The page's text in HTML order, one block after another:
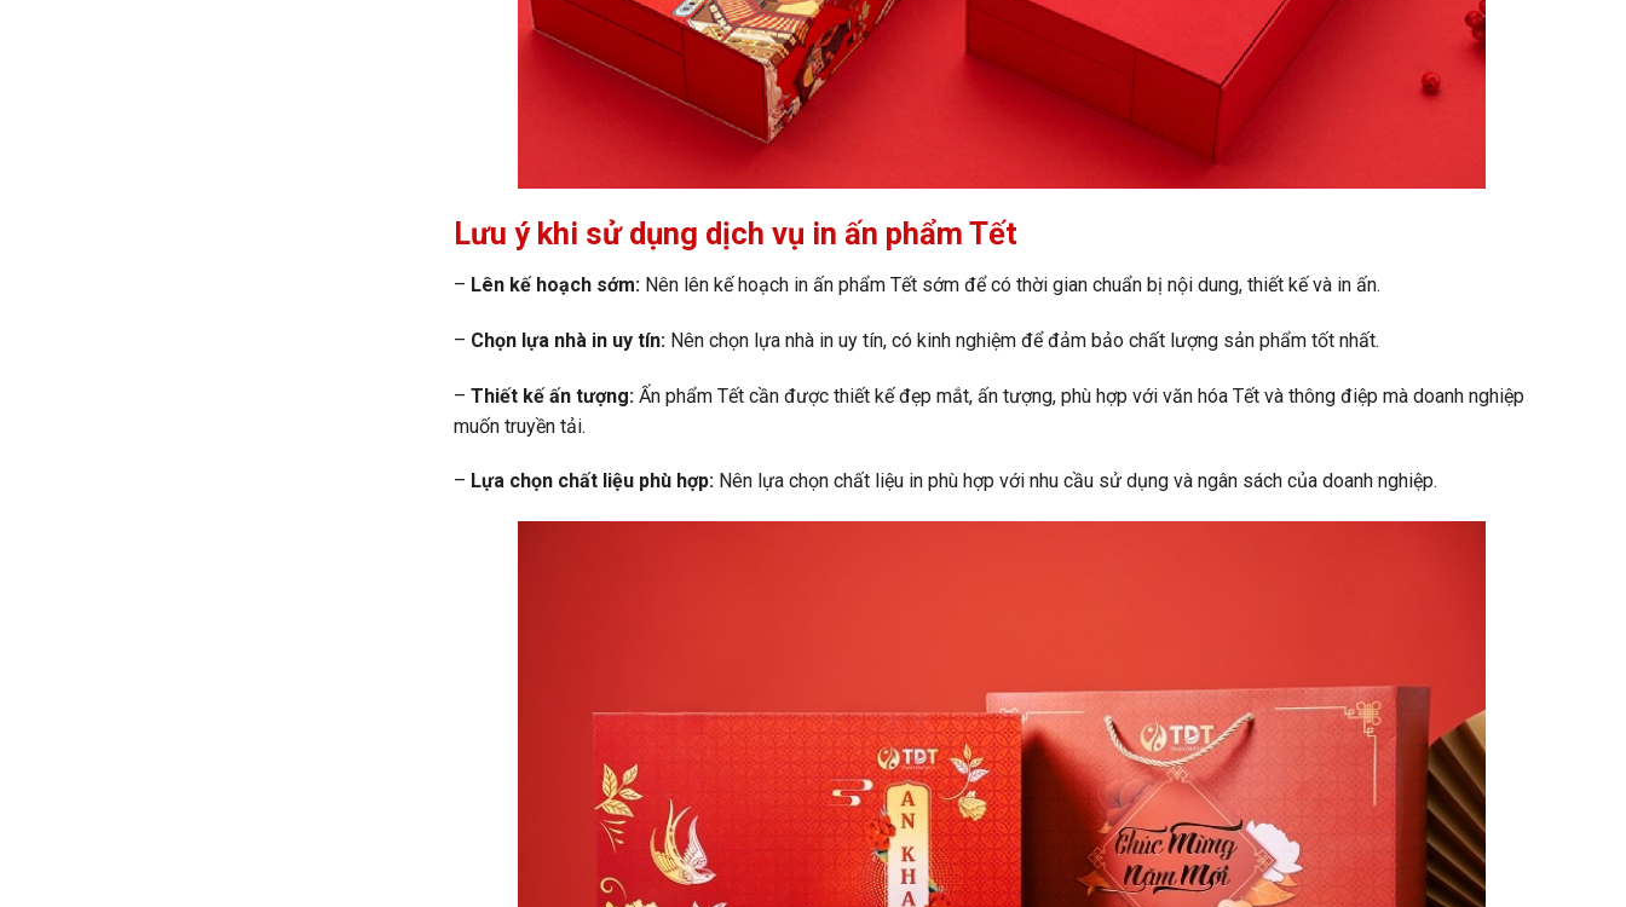
Lưu ý khi sử dụng dịch vụ in ấn phẩm Tết
– Lên kế hoạch sớm: Nên lên kế hoạch in ấn phẩm Tết sớm để có thời gian chuẩn bị nội dung, thiết kế và in ấn.
– Chọn lựa nhà in uy tín: Nên chọn lựa nhà in uy tín, có kinh nghiệm để đảm bảo chất lượng sản phẩm tốt nhất.
– Thiết kế ấn tượng:Ấn phẩm Tết cần được thiết kế đẹp mắt, ấn tượng, phù hợp với văn hóa Tết và thông điệp mà doanh nghiệp
muốn truyền tải.
– Lựa chọn chất liệu phù hợp:Nên lựa chọn chất liệu in phù hợp với nhu cầu sử dụng và ngân sách của doanh nghiệp.